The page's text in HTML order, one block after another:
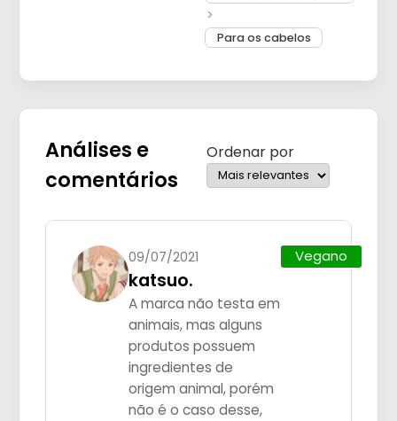
Para os cabelos
Análises e
comentários
Ordenar por
09/07/2021
katsuo.
A marca não testa em
animais, mas alguns
produtos possuem
ingredientes de
origem animal, porém
não é o caso desse,
Vegano